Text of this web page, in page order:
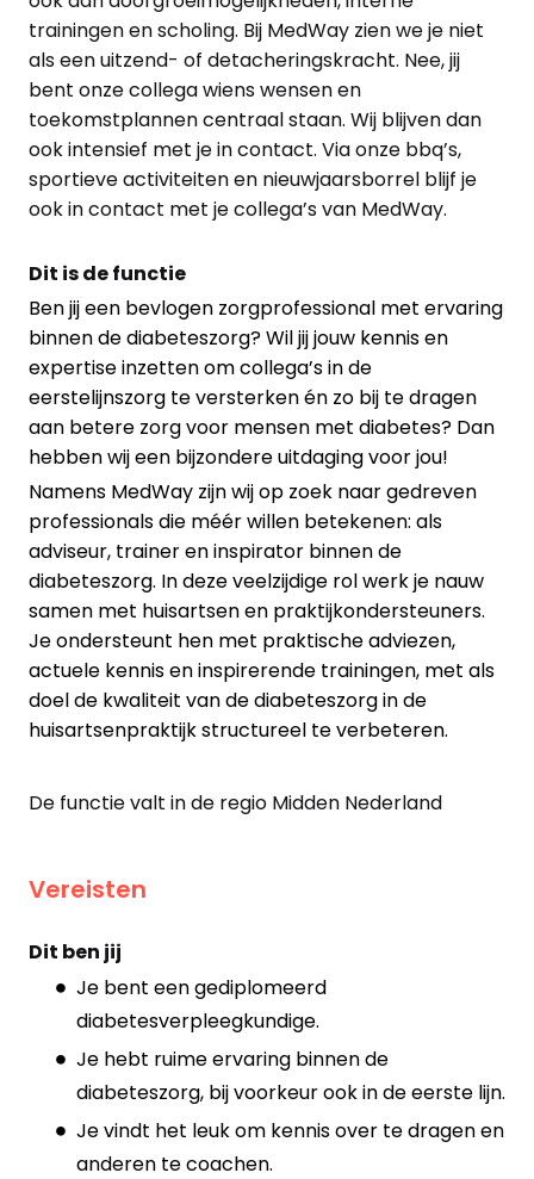
trainingen en scholing. Bij MedWay zien we je niet
als een uitzend- of detacheringskracht. Nee, jij
bent onze collega wiens wensen en
toekomstplannen centraal staan. Wij blijven dan
ook intensief met je in contact. Via onze bbq’s,
sportieve activiteiten en nieuwjaarsborrel blijf je
ook in contact met je collega’s van MedWay.
Dit is de functie
Ben jij een bevlogen zorgprofessional met ervaring
binnen de diabeteszorg? Wil jij jouw kennis en
expertise inzetten om collega’s in de
eerstelijnszorg te versterken én zo bij te dragen
aan betere zorg voor mensen met diabetes? Dan
hebben wij een bijzondere uitdaging voor jou!
Namens MedWay zijn wij op zoek naar gedreven
professionals die méér willen betekenen: als
adviseur, trainer en inspirator binnen de
diabeteszorg. In deze veelzijdige rol werk je nauw
samen met huisartsen en praktijkondersteuners.
Je ondersteunt hen met praktische adviezen,
actuele kennis en inspirerende trainingen, met als
doel de kwaliteit van de diabeteszorg in de
huisartsenpraktijk structureel te verbeteren.
De functie valt in de regio Midden Nederland
Vereisten
Dit ben jij
Je bent een gediplomeerd
diabetesverpleegkundige.
Je hebt ruime ervaring binnen de
diabeteszorg, bij voorkeur ook in de eerste lijn.
Je vindt het leuk om kennis over te dragen en
anderen te coachen.